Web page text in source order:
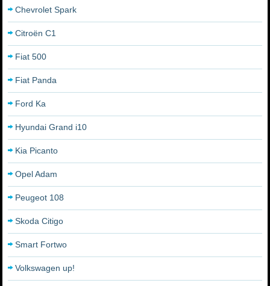
Chevrolet Spark
Citroën C1
Fiat 500
Fiat Panda
Ford Ka
Hyundai Grand i10
Kia Picanto
Opel Adam
Peugeot 108
Skoda Citigo
Smart Fortwo
Volkswagen up!